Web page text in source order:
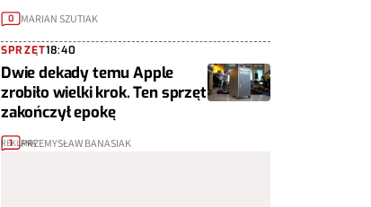
0 MARIAN SZUTIAK
SPRZĘT18:40
Dwie dekady temu Apple
zrobiło wielki krok. Ten sprzęt
zakończył epokę
1 PRZEMYSŁAW BANASIAK